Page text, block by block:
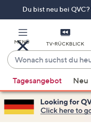
Du bist neu bei
MENÜ TV-RÜCKBLICK
Wonach
suchst
du
heute?
Vorschläge
verfügbar
sind,
verwenden
Tagesangebot Neu